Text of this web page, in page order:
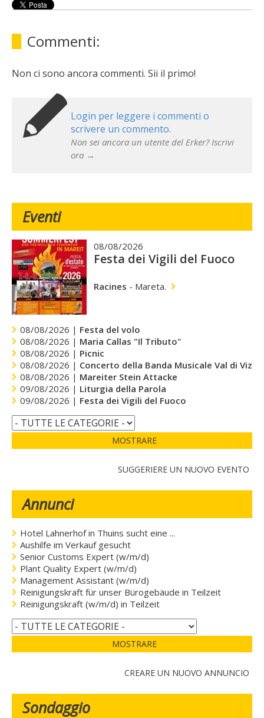
Commenti:
Non ci sono ancora commenti. Sii il primo!
Login per leggere i commenti o
scrivere un commento.
Non sei ancora un utente del Erker? Iscrivi
ora →
Eventi
08/08/2026
Festa dei Vigili del Fuoco
Racines - Mareta.
08/08/2026 | Festa del volo
08/08/2026 | Maria Callas "Il Tributo"
08/08/2026 | Picnic
08/08/2026 | Concerto della Banda Musicale Val di Vizze
08/08/2026 | Mareiter Stein Attacke
09/08/2026 | Liturgia della Parola
09/08/2026 | Festa dei Vigili del Fuoco
MOSTRARE
SUGGERIERE UN NUOVO EVENTO
Annunci
Hotel Lahnerhof in Thuins sucht eine ...
Aushilfe im Verkauf gesucht
Senior Customs Expert (w/m/d)
Plant Quality Expert (w/m/d)
Management Assistant (w/m/d)
Reinigungskraft für unser Bürogebäude in Teilzeit
Reinigungskraft (w/m/d) in Teilzeit
MOSTRARE
CREARE UN NUOVO ANNUNCIO
Sondaggio